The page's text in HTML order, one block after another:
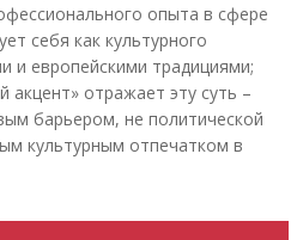
опыта в сфере
себя как культурного
и европейскими традициями;
акцент» отражает эту суть –
барьером, не политической
культурным отпечатком в